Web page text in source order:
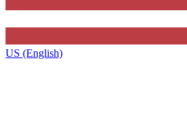
US (English)